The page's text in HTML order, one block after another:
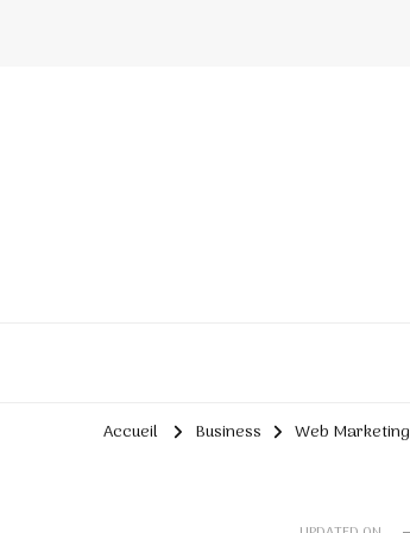
Accueil Business Web Marketing